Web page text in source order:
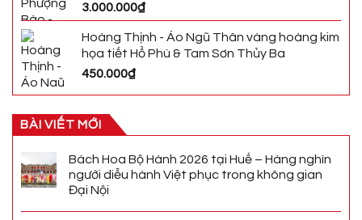
3.000.000₫
Hoàng Thịnh - Áo Ngũ Thân vàng hoàng kim
họa tiết Hổ Phù & Tam Sơn Thủy Ba
450.000₫
BÀI VIẾT MỚI
Bách Hoa Bộ Hành 2026 tại Huế – Hàng nghìn
người diễu hành Việt phục trong không gian
Đại Nội